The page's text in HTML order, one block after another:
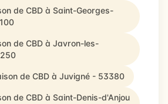
de CBD à Saint-Georges-
de CBD à Javron-les-
de CBD à Juvigné - 53380
de CBD à Saint-Denis-d'Anjou